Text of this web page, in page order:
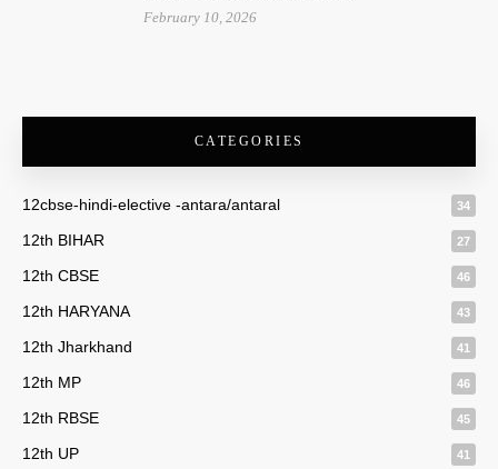
February 10, 2026
CATEGORIES
12cbse-hindi-elective -antara/antaral 34
12th BIHAR 27
12th CBSE 46
12th HARYANA 43
12th Jharkhand 41
12th MP 46
12th RBSE 45
12th UP 41